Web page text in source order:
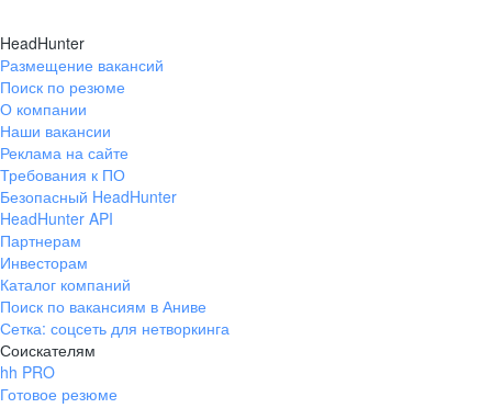
HeadHunter
Размещение вакансий
Поиск по резюме
О компании
Наши вакансии
Реклама на сайте
Требования к ПО
Безопасный HeadHunter
HeadHunter API
Партнерам
Инвесторам
Каталог компаний
Поиск по вакансиям в Аниве
Сетка: соцсеть для нетворкинга
Соискателям
hh PRO
Готовое резюме